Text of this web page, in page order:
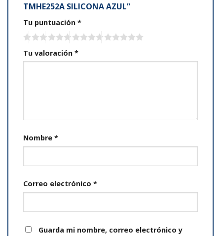
TMHE252A SILICONA AZUL”
Tu puntuación *
Tu valoración *
Nombre *
Correo electrónico *
Guarda mi nombre, correo electrónico y